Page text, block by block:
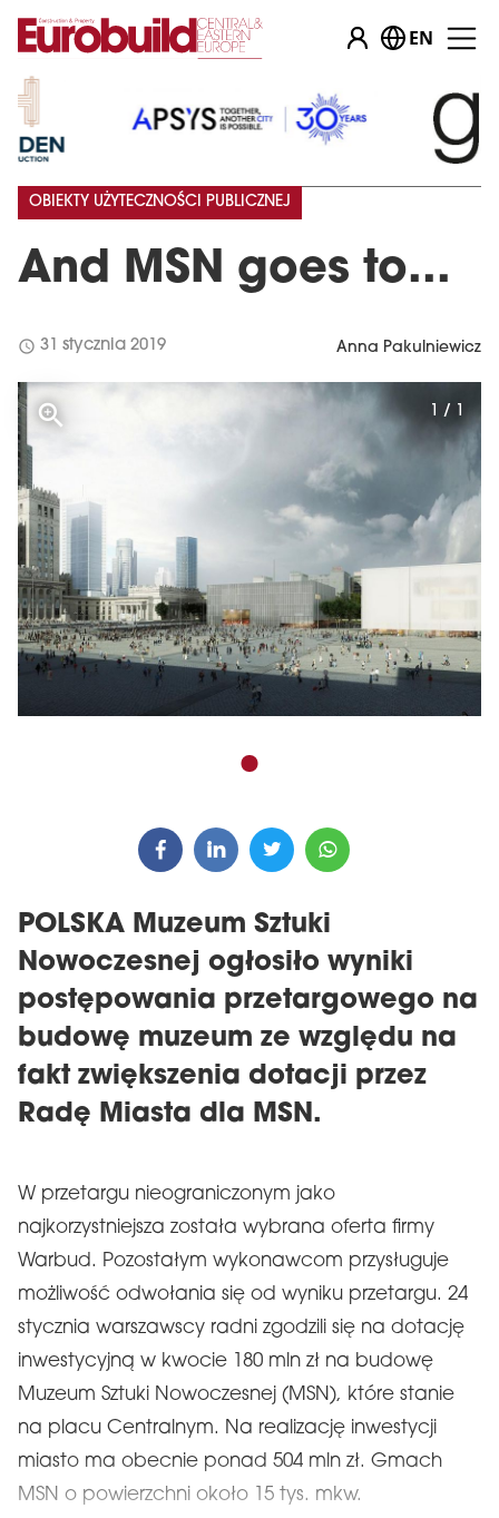
EN
And MSN goes to...
OBIEKTY UŻYTECZNOŚCI PUBLICZNEJ
schedule 31 stycznia 2019 Anna Pakulniewicz
1 / 1
POLSKA Muzeum Sztuki
Nowoczesnej ogłosiło wyniki
postępowania przetargowego na
budowę muzeum ze względu na
fakt zwiększenia dotacji przez
Radę Miasta dla MSN.
W przetargu nieograniczonym jako
najkorzystniejsza została wybrana oferta firmy
Warbud. Pozostałym wykonawcom przysługuje
możliwość odwołania się od wyniku przetargu. 24
stycznia warszawscy radni zgodzili się na dotację
inwestycyjną w kwocie 180 mln zł na budowę
Muzeum Sztuki Nowoczesnej (MSN), które stanie
na placu Centralnym. Na realizację inwestycji
miasto ma obecnie ponad 504 mln zł. Gmach
MSN o powierzchni około 15 tys. mkw.